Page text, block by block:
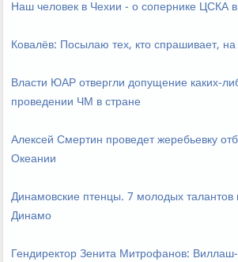
Наш человек в Чехии - о сопернике ЦСКА
Ковалёв: Посылаю тех, кто спрашивает, на
Власти ЮАР отвергли допущение каких-
проведении ЧМ в стране
Алексей Смертин проведет жеребьевку
Океании
Динамовские птенцы. 7 молодых талантов
Динамо
Гендиректор Зенита Митрофанов: